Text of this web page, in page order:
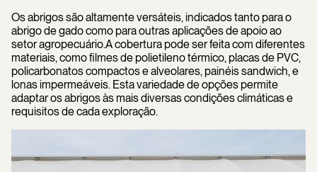
Os abrigos são altamente versáteis, indicados tanto para o
abrigo de gado como para outras aplicações de apoio ao
setor agropecuário.A cobertura pode ser feita com diferentes
materiais, como filmes de polietileno térmico, placas de PVC,
policarbonatos compactos e alveolares, painéis sandwich, e
lonas impermeáveis. Esta variedade de opções permite
adaptar os abrigos às mais diversas condições climáticas e
requisitos de cada exploração.